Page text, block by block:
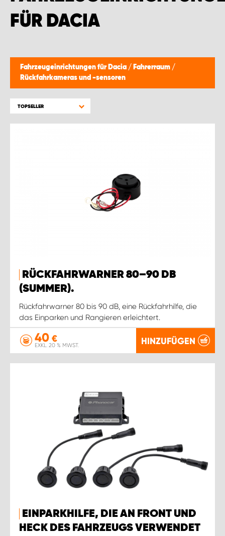
FÜR DACIA
Fahrzeugeinrichtungen für Dacia / Fahrerraum /
Rückfahrkameras und -sensoren
TOPSELLER
RÜCKFAHRWARNER 80–90 DB
(SUMMER).
Rückfahrwarner 80 bis 90 dB, eine Rückfahrhilfe, die
das Einparken und Rangieren erleichtert.
40 €
EXKL. 20 % MWST. HINZUFÜGEN
EINPARKHILFE, DIE AN FRONT UND
HECK DES FAHRZEUGS VERWENDET
MONTAGEPARTNER WIEN 1230